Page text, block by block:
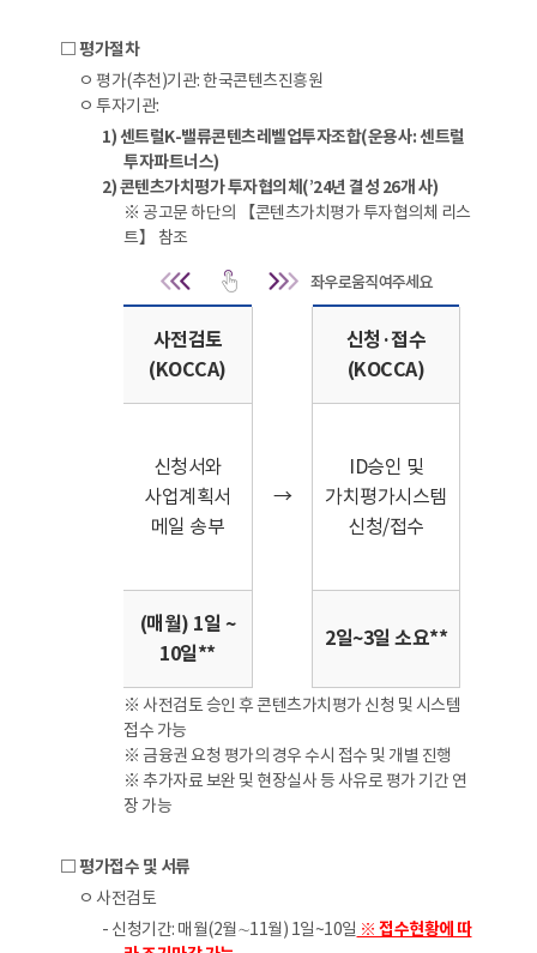
□ 평가절차
ㅇ 평가(추천)기관: 한국콘텐츠진흥원
ㅇ 투자기관:
1) 센트럴K-밸류콘텐츠레벨업투자조합(운용사: 센트럴
투자파트너스)
2) 콘텐츠가치평가 투자협의체(’24년 결성 26개 사)
※ 공고문 하단의 【콘텐츠가치평가 투자협의체 리스
트】 참조
사전검토
(KOCCA)
→
신청·접수
(KOCCA)
신청서와
사업계획서
메일 송부
ID승인 및
가치평가시스템
신청/접수
(매월) 1일 ~
10일**
2일~3일 소요**
※ 사전검토 승인 후 콘텐츠가치평가 신청 및 시스템
접수 가능
※ 금융권 요청 평가의 경우 수시 접수 및 개별 진행
※ 추가자료 보완 및 현장실사 등 사유로 평가 기간 연
장 가능
□ 평가접수 및 서류
ㅇ 사전검토
- 신청기간: 매월(2월∼11월) 1일~10일 ※ 접수현황에 따